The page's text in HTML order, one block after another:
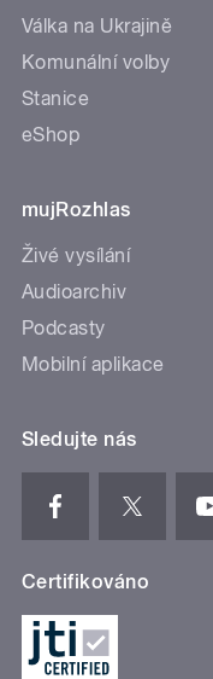
Válka na Ukrajině
Komunální volby
Stanice
eShop
mujRozhlas
Živé vysílání
Audioarchiv
Podcasty
Mobilní aplikace
Sledujte nás
Certifikováno